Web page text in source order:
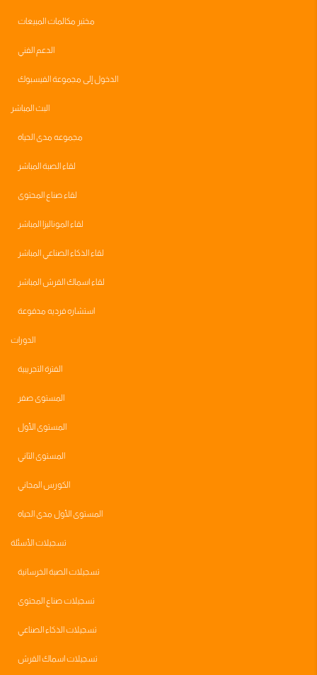
مختبر مكالمات المبيعات
الدعم الفني
الدخول إلى مجموعة الفيسبوك
البث المباشر
مجموعه مدى الحياه
لقاء الصبة المباشر
لقاء صناع المحتوى
لقاء الموناليزا المباشر
لقاء الذكاء الصناعي المباشر
لقاء اسماك القرش المباشر
استشاره فرديه مدفوعة
الدورات
الفترة التجريبية
المستوى صفر
المستوى الأول
المستوى الثاني
الكورس المجاني
المستوى الأول مدى الحياه
تسجيلات الأسئلة
تسجيلات الصبة الخرسانية
تسجيلات صناع المحتوى
تسجيلات الذكاء الصناعي
تسجيلات اسماك القرش